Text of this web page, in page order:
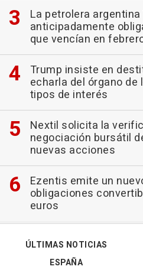
La petrolera
anticipadamente
que vencían en
Trump insiste en
echarla del órgano de
tipos de interés
Nextil solicita la
negociación bursátil
nuevas acciones
Ezentis emite un
obligaciones
euros
ÚLTIMAS NOTICIAS
ESPAÑA